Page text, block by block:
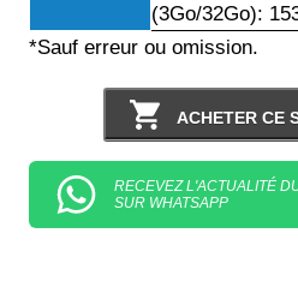
(3Go/32Go):
*Sauf erreur ou omission.
ACHETER CE
RECEVEZ L'ACTUALITÉ
SUR WHATSAPP